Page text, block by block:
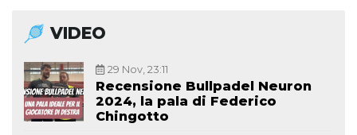
VIDEO
29 Nov, 23:11
Recensione Bullpadel Neuron
2024, la pala di Federico
Chingotto